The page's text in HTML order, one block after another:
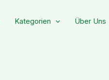
Kategorien Über Uns